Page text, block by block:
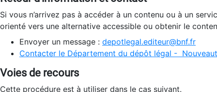
Si vous n’arrivez pas à accéder à un contenu ou à un
orienté vers une alternative accessible ou obtenir le
Envoyer un message : depotlegal.editeur@bnf.fr
Contacter le Département du dépôt légal -
Voies de recours
Cette procédure est à utiliser dans le cas suivant.